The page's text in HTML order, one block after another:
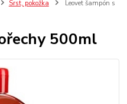
Srst, pokožka
Leovet šampón s
500ml